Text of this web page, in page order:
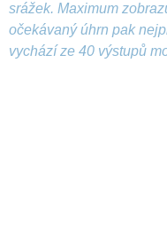
srážek. Maximum
očekávaný úhrn pak
vychází ze 40 výstupů